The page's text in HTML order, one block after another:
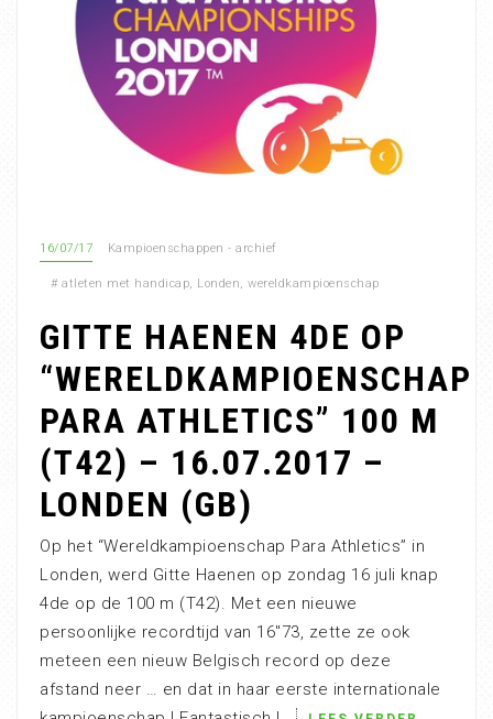
16/07/17 Kampioenschappen - archief
# atleten met handicap, Londen, wereldkampioenschap
GITTE HAENEN 4DE OP
“WERELDKAMPIOENSCHAP
PARA ATHLETICS” 100 M
(T42) – 16.07.2017 –
LONDEN (GB)
Op het “Wereldkampioenschap Para Athletics” in
Londen, werd Gitte Haenen op zondag 16 juli knap
4de op de 100 m (T42). Met een nieuwe
persoonlijke recordtijd van 16″73, zette ze ook
meteen een nieuw Belgisch record op deze
afstand neer … en dat in haar eerste internationale